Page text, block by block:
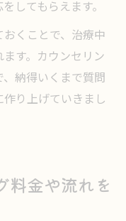
してもらえます。
くことで、治療中
す。カウンセリン
納得いくまで質問
り上げていきまし
料金や流れを